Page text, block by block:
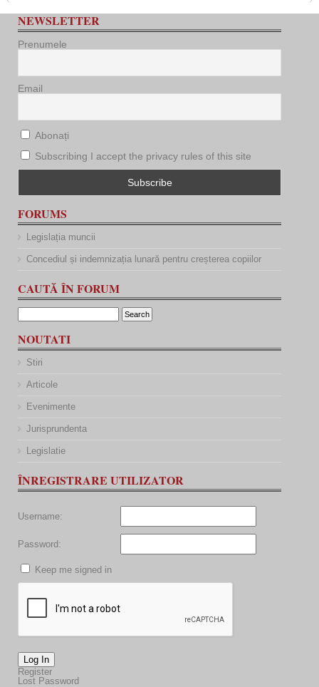
NEWSLETTER
Prenumele
Email
Abonați
Subscribing I accept the privacy rules of this site
FORUMS
Legislația muncii
Concediul și indemnizația lunară pentru creșterea copiilor
CAUTĂ ÎN FORUM
NOUTATI
Stiri
Articole
Evenimente
Jurisprundenta
Legislatie
ÎNREGISTRARE UTILIZATOR
Username:
Password:
Keep me signed in
Log In
Register
Lost Password